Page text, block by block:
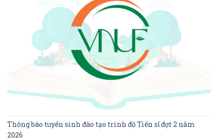
Thông báo tuyển sinh đào tạo trình độ Tiến sĩ đợt 2 năm
2026